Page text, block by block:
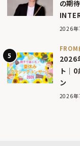
の期
2026年
FROM
2026
ト｜
ン
2026年